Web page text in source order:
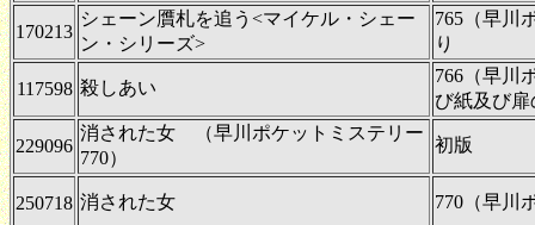
170213
シェーン贋札を追う<マイケル・シェー
ン・シリーズ>
765（早川
り
117598 殺しあい
766（早川
び紙及び
229096
消された女 （早川ポケットミステリー
770）
初版
250718 消された女 770（早川